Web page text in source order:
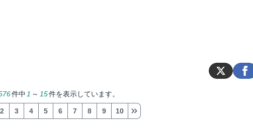
件中 1 ～ 15件を表示しています。
2 3 4 5 6 7 8 9 10